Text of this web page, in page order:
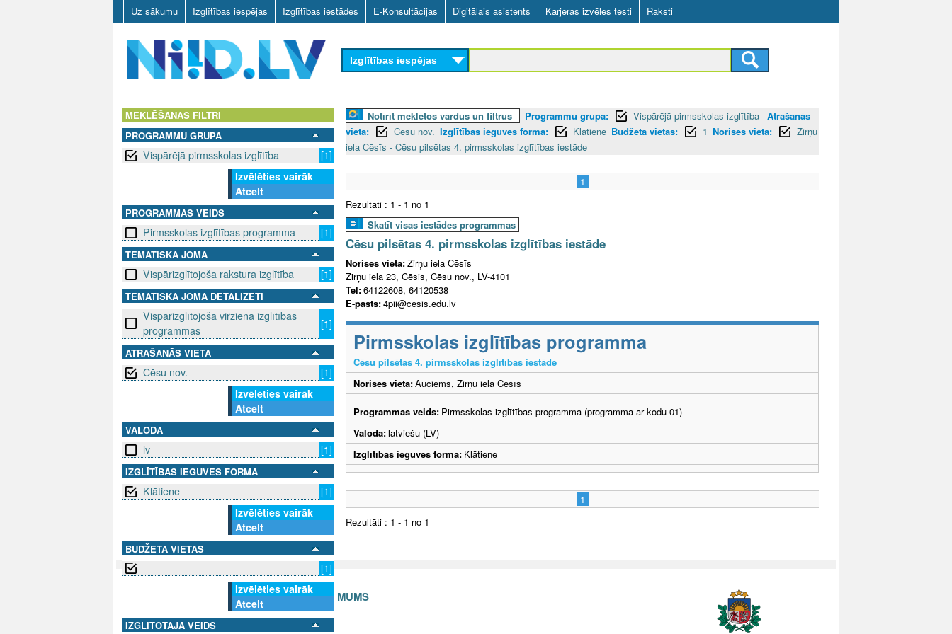
Skip
to
main
content
Uz sākumu Izglītības iespējas Izglītības iestādes E-Konsultācijas Digitālais asistents Karjeras izvēles testi Raksti
V
Izglītības iespējas
MEKLĒŠANAS FILTRI
PROGRAMMU GRUPA
Vispārējā pirmsskolas izglītība
[1]
Izvēlēties vairāk
Atcelt
PROGRAMMAS VEIDS
Pirmsskolas izglītības programma [1]
TEMATISKĀ JOMA
Vispārizglītojoša rakstura izglītība [1]
TEMATISKĀ JOMA DETALIZĒTI
Vispārizglītojoša virziena izglītības
programmas
[1]
ATRAŠANĀS VIETA
Cēsu nov.
[1]
Izvēlēties vairāk
Atcelt
VALODA
lv [1]
IZGLĪTĪBAS IEGUVES FORMA
Klātiene
[1]
Izvēlēties vairāk
Atcelt
BUDŽETA VIETAS
[1]
Izvēlēties vairāk
Atcelt
IZGLĪTOTĀJA VEIDS
Notīrīt meklētos vārdus un filtrus Programmu grupa: Vispārējā pirmsskolas izglītība Atrašanās
vieta:
Cēsu nov. Izglītības ieguves forma: Klātiene Budžeta vietas: 1 Norises vieta:
Zirņu
iela Cēsīs - Cēsu pilsētas 4. pirmsskolas izglītības iestāde
1
Rezultāti : 1 - 1 no 1
Skatīt visas iestādes programmas
Cēsu pilsētas 4. pirmsskolas izglītības iestāde
Norises vieta:Zirņu iela Cēsīs
Zirņu iela 23, Cēsis, Cēsu nov., LV-4101
Tel:64122608, 64120538
E-pasts:4pii@cesis.edu.lv
Pirmsskolas izglītības programma
Cēsu pilsētas 4. pirmsskolas izglītības iestāde
Norises vieta:Auciems, Zirņu iela Cēsīs
Programmas veids: Pirmsskolas izglītības programma (programma ar kodu 01)
Valoda:latviešu (LV)
Izglītības ieguves forma: Klātiene
1
Rezultāti : 1 - 1 no 1
SAZINIES AR MUMS
info@niid.lv